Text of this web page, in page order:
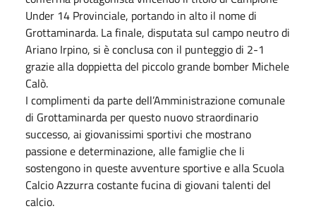
Under 14 Provinciale, portando in alto il nome di
Grottaminarda. La finale, disputata sul campo neutro di
Ariano Irpino, si è conclusa con il punteggio di 2-1
grazie alla doppietta del piccolo grande bomber Michele
Calò.
I complimenti da parte dell’Amministrazione comunale
di Grottaminarda per questo nuovo straordinario
successo, ai giovanissimi sportivi che mostrano
passione e determinazione, alle famiglie che li
sostengono in queste avventure sportive e alla Scuola
Calcio Azzurra costante fucina di giovani talenti del
calcio.